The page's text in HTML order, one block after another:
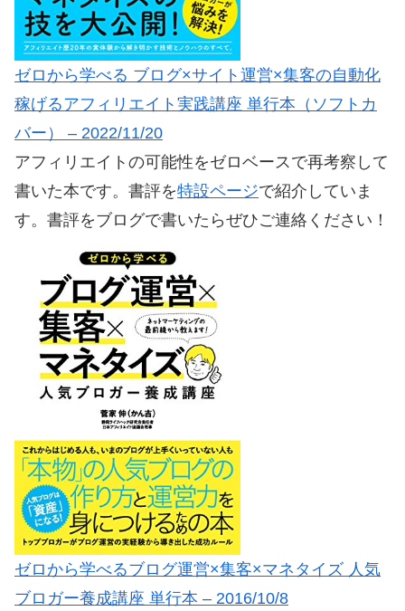
ゼロから学べる ブログ×サイト運営×集客の自動化
稼げるアフィリエイト実践講座 単行本（ソフトカ
バー） – 2022/11/20
アフィリエイトの可能性をゼロベースで再考察して
書いた本です。書評を特設ページで紹介していま
す。書評をブログで書いたらぜひご連絡ください！
ゼロから学べるブログ運営×集客×マネタイズ 人気
ブロガー養成講座 単行本 – 2016/10/8